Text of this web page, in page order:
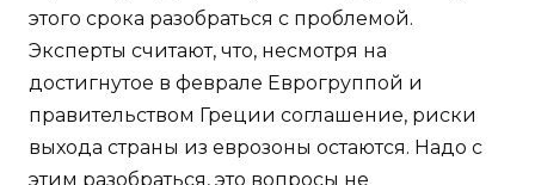
этого срока разобраться с проблемой.
Эксперты считают, что, несмотря на
достигнутое в феврале Еврогруппой и
правительством Греции соглашение, риски
выхода страны из еврозоны остаются. Надо с
этим разобраться, это вопросы не